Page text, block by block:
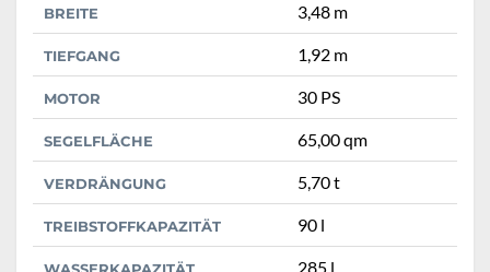
BREITE 3,48 m
TIEFGANG 1,92 m
MOTOR 30 PS
SEGELFLÄCHE 65,00 qm
VERDRÄNGUNG 5,70 t
TREIBSTOFFKAPAZITÄT 90 l
285 l